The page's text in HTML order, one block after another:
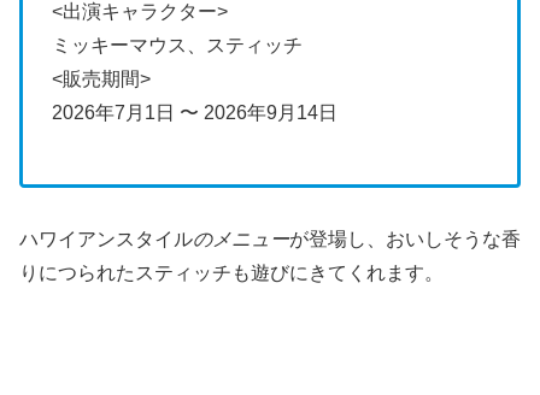
<出演キャラクター>
ミッキーマウス、スティッチ
<販売期間>
2026年7月1日 〜 2026年9月14日
ハワイアンスタイルのメニューが登場し、おいしそうな香
りにつられたスティッチも遊びにきてくれます。